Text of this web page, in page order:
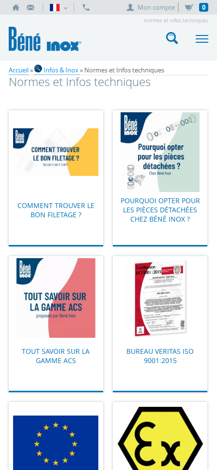
Mon compte 0
Normes et Infos techniques
Accueil» Infos & Inox» Normes et Infos techniques
Normes et Infos techniques
COMMENT TROUVER LE
BON FILETAGE ?
POURQUOI OPTER POUR
LES PIÈCES DÉTACHÉES
CHEZ BÉNÉ INOX ?
TOUT SAVOIR SUR LA
GAMME ACS
BUREAU VERITAS ISO
9001:2015